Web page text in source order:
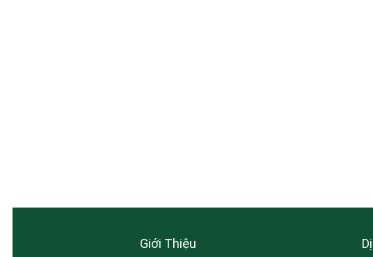
Giới Thiệu